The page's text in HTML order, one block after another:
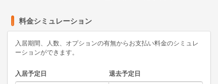
料金シミュレーション
入居期間、人数、オプションの有無からお支払い料金のシミュレ
ーションができます。
入居予定日 退去予定日